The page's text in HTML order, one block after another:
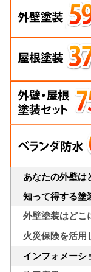
あなたの外壁は
知って得する塗
外壁塗装はどこ
火災保険を活用
インフォメーシ